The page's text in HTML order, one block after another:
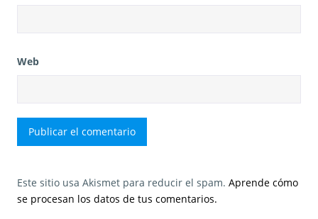
Web
Este sitio usa Akismet para reducir el spam. Aprende cómo
se procesan los datos de tus comentarios.